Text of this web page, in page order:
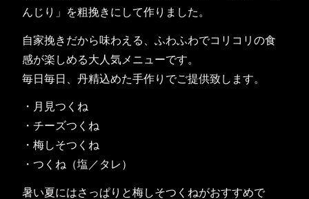
んじり」を粗挽きにして作りました。
自家挽きだから味わえる、ふわふわでコリコリの食
感が楽しめる大人気メニューです。
毎日毎日、丹精込めた手作りでご提供致します。
・月見つくね
・チーズつくね
・梅しそつくね
・つくね（塩／タレ）
暑い夏にはさっぱりと梅しそつくねがおすすめで